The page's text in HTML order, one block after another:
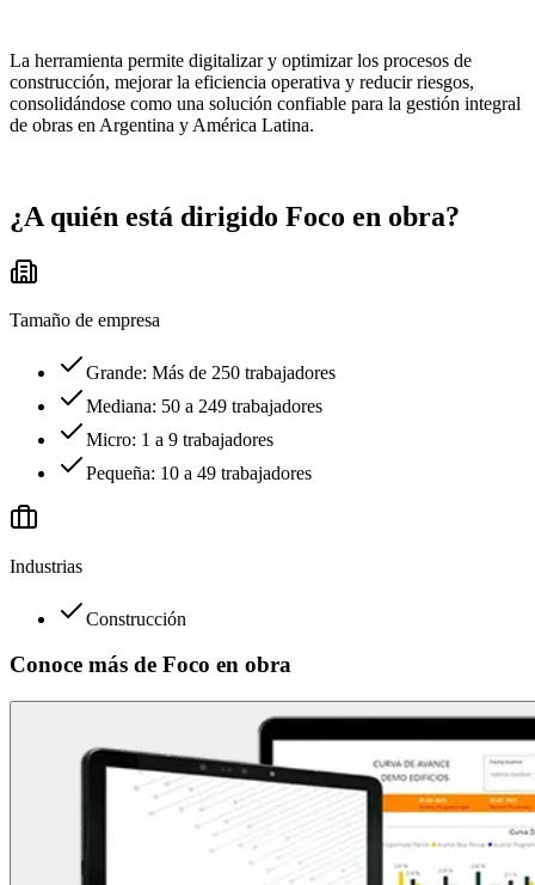
La herramienta permite digitalizar y optimizar los procesos de
construcción, mejorar la eficiencia operativa y reducir riesgos,
consolidándose como una solución confiable para la gestión integral
de obras en Argentina y América Latina.
¿A quién está dirigido Foco en obra?
Tamaño de empresa
Grande: Más de 250 trabajadores
Mediana: 50 a 249 trabajadores
Micro: 1 a 9 trabajadores
Pequeña: 10 a 49 trabajadores
Industrias
Construcción
Conoce más de Foco en obra